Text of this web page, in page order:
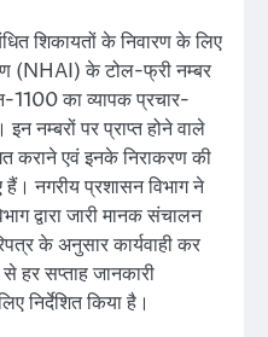
शिकायतों के निवारण के लिए
(NHAI) के टोल-फ्री नम्बर
1100 का व्यापक प्रचार-
नम्बरों पर प्राप्त होने वाले
कराने एवं इनके निराकरण की
हैं। नगरीय प्रशासन विभाग ने
द्वारा जारी मानक संचालन
के अनुसार कार्यवाही कर
हर सप्ताह जानकारी
निर्देशित किया है।